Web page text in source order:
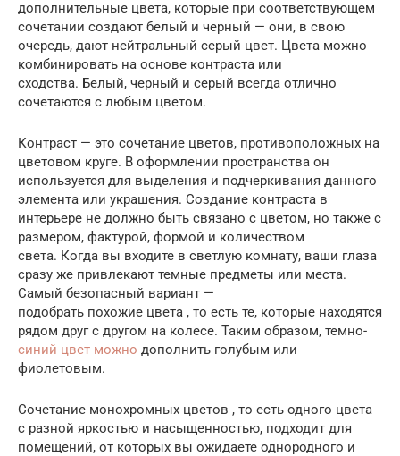
дополнительные цвета, которые при соответствующем
сочетании создают белый и черный — они, в свою
очередь, дают нейтральный серый цвет. Цвета можно
комбинировать на основе контраста или
сходства. Белый, черный и серый всегда отлично
сочетаются с любым цветом.
Контраст — это сочетание цветов, противоположных на
цветовом круге. В оформлении пространства он
используется для выделения и подчеркивания данного
элемента или украшения. Создание контраста в
интерьере не должно быть связано с цветом, но также с
размером, фактурой, формой и количеством
света. Когда вы входите в светлую комнату, ваши глаза
сразу же привлекают темные предметы или места.
Самый безопасный вариант —
подобрать похожие цвета , то есть те, которые находятся
рядом друг с другом на колесе. Таким образом, темно-
синий цвет можно дополнить голубым или
фиолетовым.
Сочетание монохромных цветов , то есть одного цвета
с разной яркостью и насыщенностью, подходит для
помещений, от которых вы ожидаете однородного и